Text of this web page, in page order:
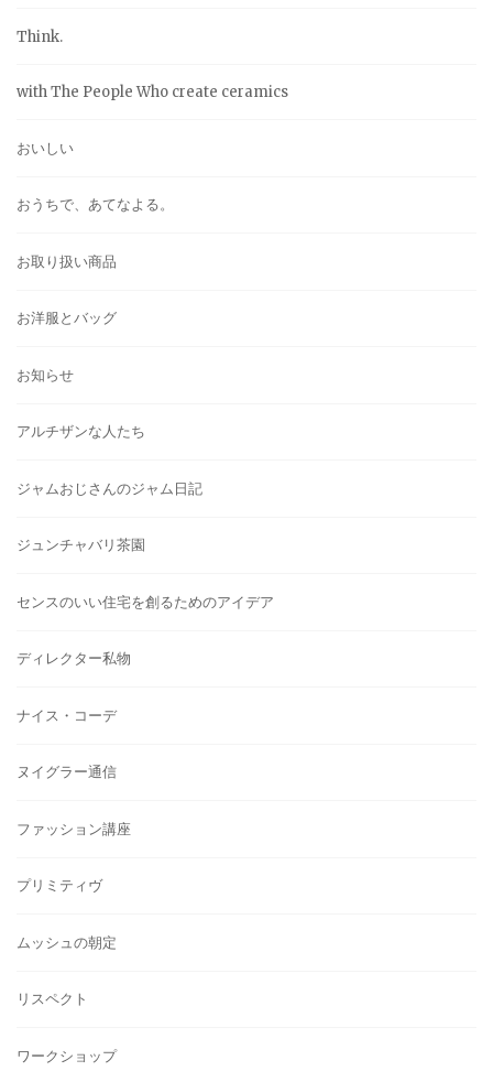
Think.
with The People Who create ceramics
おいしい
おうちで、あてなよる。
お取り扱い商品
お洋服とバッグ
お知らせ
アルチザンな人たち
ジャムおじさんのジャム日記
ジュンチャバリ茶園
センスのいい住宅を創るためのアイデア
ディレクター私物
ナイス・コーデ
ヌイグラー通信
ファッション講座
プリミティヴ
ムッシュの朝定
リスペクト
ワークショップ